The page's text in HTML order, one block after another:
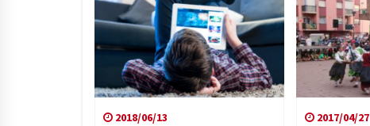
2018/06/13 2017/04/27